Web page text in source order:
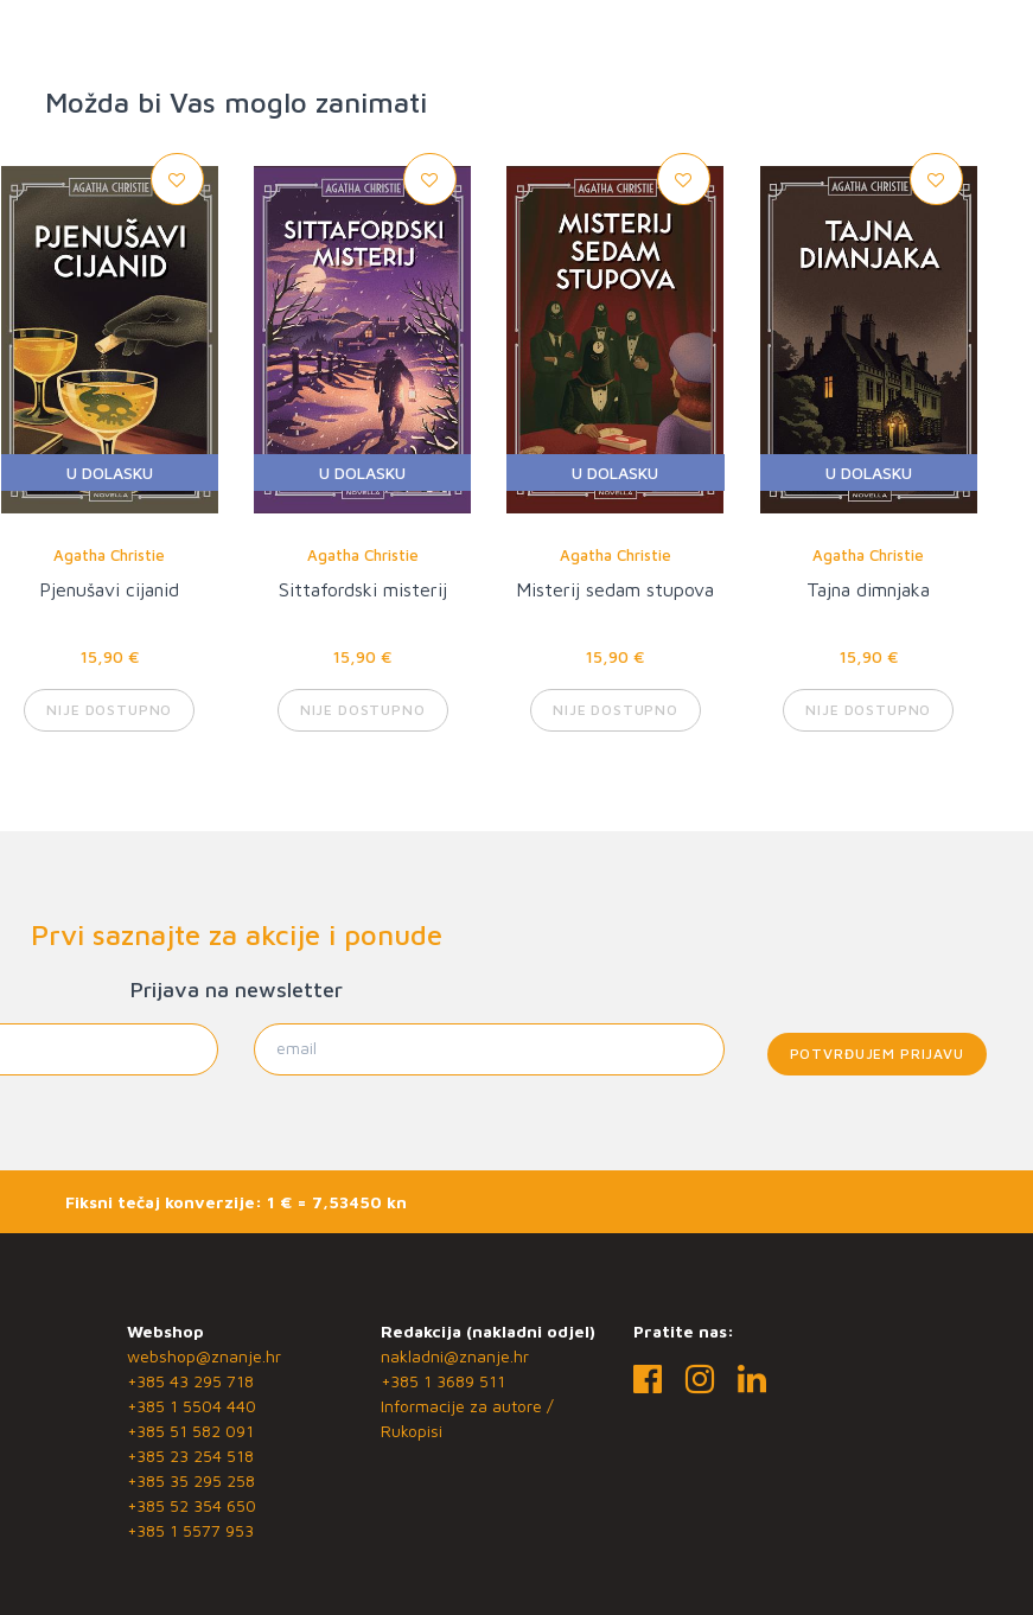
Možda bi Vas moglo zanimati
U DOLASKU
Agatha Christie
Pjenušavi cijanid
15,90 €
NIJE DOSTUPNO
U DOLASKU
Agatha Christie
Sittafordski misterij
15,90 €
NIJE DOSTUPNO
U DOLASKU
Agatha Christie
Misterij sedam stupova
15,90 €
NIJE DOSTUPNO
U DOLASKU
Agatha Christie
Tajna dimnjaka
15,90 €
NIJE DOSTUPNO
Prvi saznajte za akcije i ponude
Prijava na newsletter
POTVRĐUJEM PRIJAVU
Fiksni tečaj konverzije: 1 € = 7,53450 kn
Webshop
webshop@znanje.hr
+385 43 295 718
+385 1 5504 440
+385 51 582 091
+385 23 254 518
+385 35 295 258
+385 52 354 650
+385 1 5577 953
Redakcija (nakladni odjel)
nakladni@znanje.hr
+385 1 3689 511
Informacije za autore /
Rukopisi
Pratite nas: